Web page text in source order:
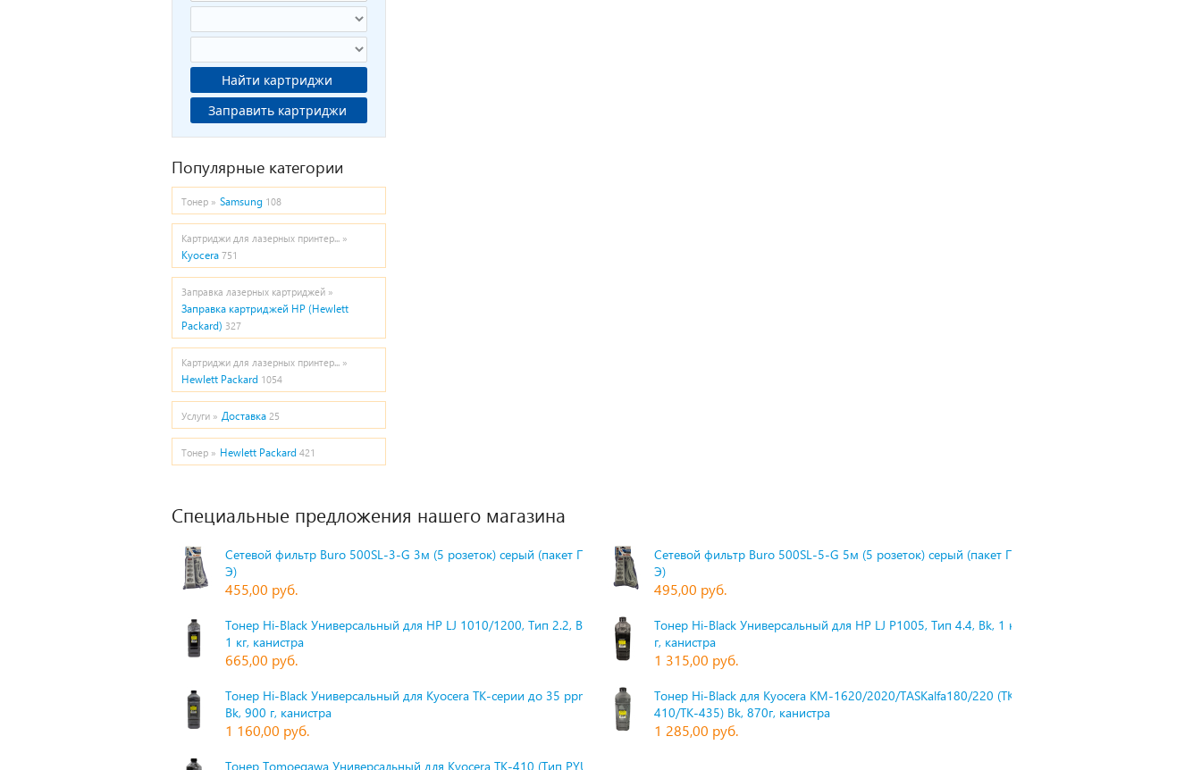
Найти картриджи
Заправить картриджи
Популярные категории
Тонер » Samsung 108
Картриджи для лазерных принтер... »
Kyocera 751
Заправка лазерных картриджей »
Заправка картриджей HP (Hewlett
Packard) 327
Картриджи для лазерных принтер... »
Hewlett Packard 1054
Услуги » Доставка 25
Тонер » Hewlett Packard 421
Специальные предложения нашего магазина
Сетевой фильтр Buro 500SL-3-G 3м (5 розеток) серый (пакет П
Э)
455,00 руб.
Сетевой фильтр Buro 500SL-5-G 5м (5 розеток) серый (пакет П
Э)
495,00 руб.
Тонер Hi-Black Универсальный для HP LJ 1010/1200, Тип 2.2, Bk,
1 кг, канистра
665,00 руб.
Тонер Hi-Black Универсальный для HP LJ P1005, Тип 4.4, Bk, 1 к
г, канистра
1 315,00 руб.
Тонер Hi-Black Универсальный для Kyocera TK-серии до 35 ppm,
Bk, 900 г, канистра
1 160,00 руб.
Тонер Hi-Black для Kyocera KM-1620/2020/TASKalfa180/220 (TK-
410/TK-435) Bk, 870г, канистра
1 285,00 руб.
Тонер Tomoegawa Универсальный для Kyocera TK-410 (Тип PYU